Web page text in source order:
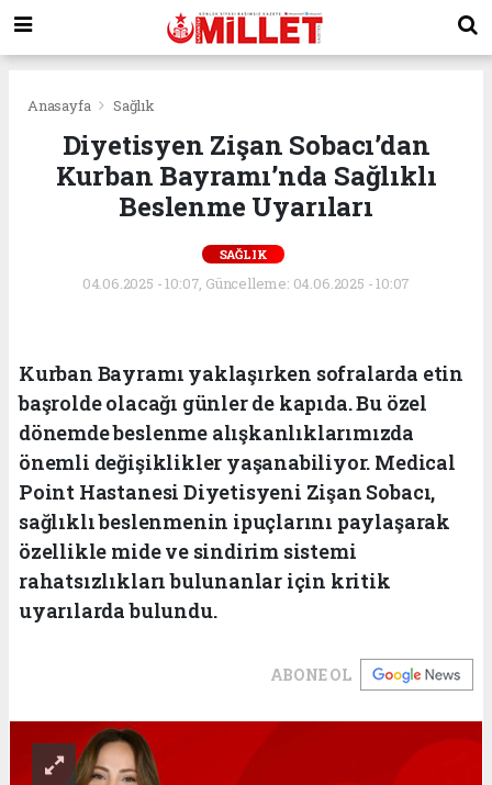
Anasayfa Sağlık
Diyetisyen Zişan Sobacı’dan
Kurban Bayramı’nda Sağlıklı
Beslenme Uyarıları
SAĞLIK
04.06.2025 - 10:07, Güncelleme: 04.06.2025 - 10:07
Kurban Bayramı yaklaşırken sofralarda etin
başrolde olacağı günler de kapıda. Bu özel
dönemde beslenme alışkanlıklarımızda
önemli değişiklikler yaşanabiliyor. Medical
Point Hastanesi Diyetisyeni Zişan Sobacı,
sağlıklı beslenmenin ipuçlarını paylaşarak
özellikle mide ve sindirim sistemi
rahatsızlıkları bulunanlar için kritik
uyarılarda bulundu.
ABONE OL